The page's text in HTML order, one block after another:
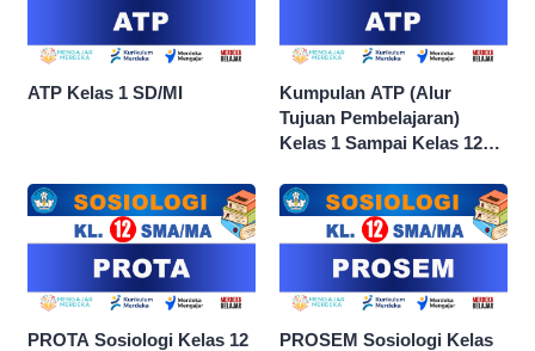
ATP Kelas 1 SD/MI
Kumpulan ATP (Alur
Tujuan Pembelajaran)
Kelas 1 Sampai Kelas 12
PROTA Sosiologi Kelas 12
PROSEM Sosiologi Kelas